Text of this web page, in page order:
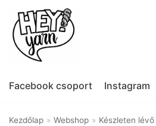
Skip
to
content
Facebook csoport Instagram
Kezdőlap » Webshop » Készleten